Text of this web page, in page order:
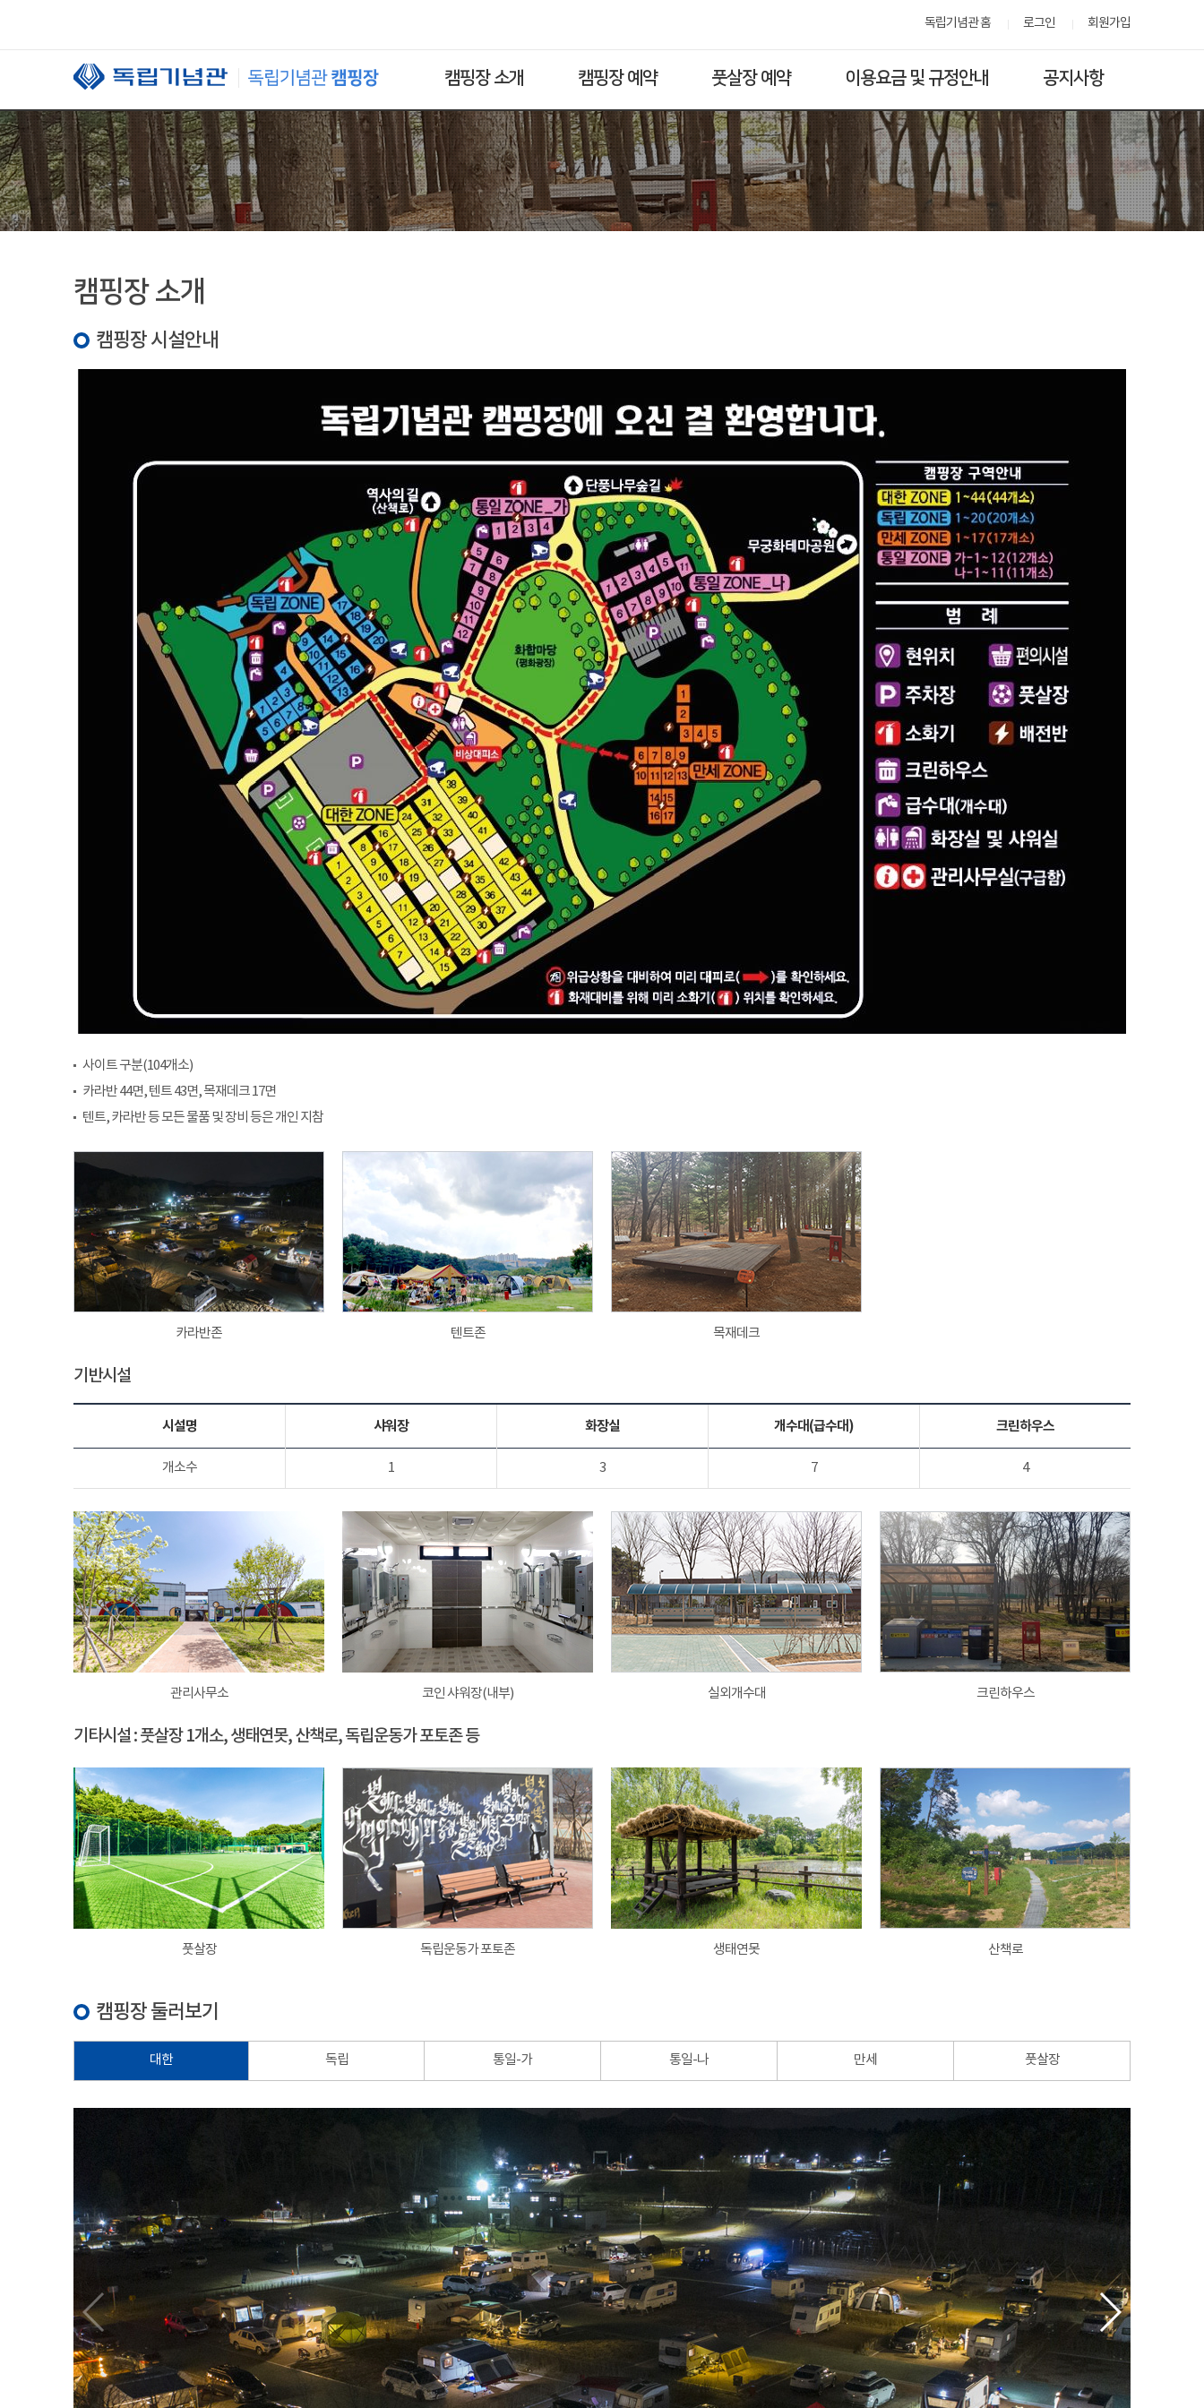
독립기념관 홈 로그인 회원가입
캠핑장 소개 캠핑장 예약 풋살장 예약 이용요금 및 규정안내 공지사항
캠핑장 소개
캠핑장 시설안내
사이트 구분(104개소)
카라반 44면, 텐트 43면, 목재데크 17면
텐트, 카라반 등 모든 물품 및 장비 등은 개인 지참
카라반존 텐트존 목재데크
기반시설
시설명 샤워장 화장실 개수대(급수대) 크린하우스
개소수 1 3 7 4
관리사무소 코인 샤워장(내부) 실외개수대 크린하우스
기타시설 : 풋살장 1개소, 생태연못, 산책로, 독립운동가 포토존 등
풋살장 독립운동가 포토존 생태연못 산책로
캠핑장 둘러보기
대한 독립 통일-가 통일-나 만세 풋살장